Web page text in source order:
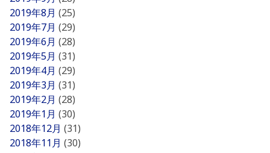
2019年8月 (25)
2019年7月 (29)
2019年6月 (28)
2019年5月 (31)
2019年4月 (29)
2019年3月 (31)
2019年2月 (28)
2019年1月 (30)
2018年12月 (31)
2018年11月 (30)